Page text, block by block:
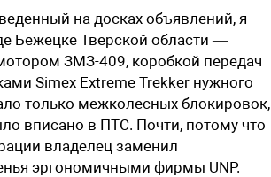
на досках объявлений, я
Бежецке Тверской области —
ЗМЗ-409, коробкой передач
Simex Extreme Trekker нужного
только межколесных блокировок,
вписано в ПТС. Почти, потому что
владелец заменил
эргономичными фирмы UNP.